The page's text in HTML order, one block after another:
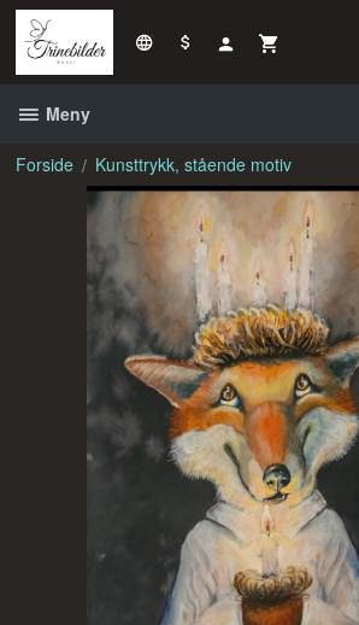
Gå
innholdet
Meny
Forside Kunsttrykk, stående motiv